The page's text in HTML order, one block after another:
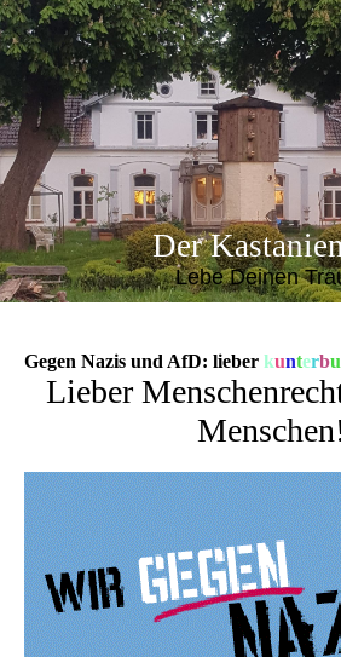
Der
Lebe Deinen
Gegen Nazis und AfD: lieber kunterbu
Lieber